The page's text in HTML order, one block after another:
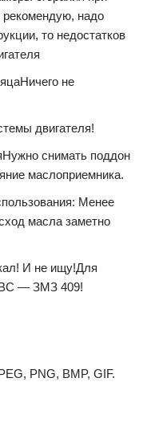
надо
то недостатков
не
двигателя!
снимать поддон
маслоприемника.
Менее
масла заметно
И не ищу!Для
— ЗМЗ 409!
PNG, BMP, GIF.